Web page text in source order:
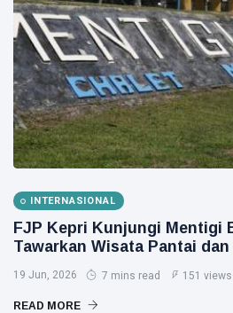
Aset
Negara
demi
Menjaga
Ketahanan
Energi
Nasional
Siak Sri Indrapura
Prabowo Subianto
Indonesia
Pekanbaru
Pilkada 2024
Donald Trump
PT IKPP Perawang
KPK
INTERNASIONAL
FJP Kepri Kunjungi Mentigi
Tawarkan Wisata Pantai
19 Jun, 2026 7 mins read 151 views
READ MORE